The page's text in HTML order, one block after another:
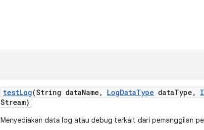
testLog(String dataName , LogDataType dataType ,
Stream)
Menyediakan data log atau debug terkait dari pemanggilan